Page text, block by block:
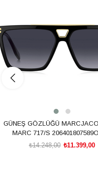
GÜNEŞ GÖZLÜĞÜ
MARC 717/S 206401807589O
₺11.399,00
₺14.248,00